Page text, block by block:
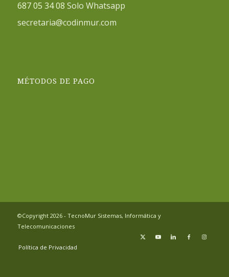
687 05 34 08 Solo Whatsapp
secretaria@codinmur.com
MÉTODOS DE PAGO
©Copyright 2026 - TecnoMur Sistemas, Informática y
Telecomunicaciones
Política de Privacidad